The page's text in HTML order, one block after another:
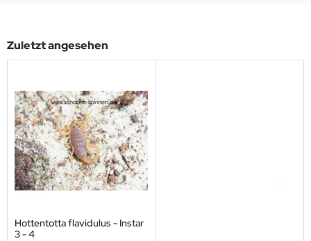
Zuletzt angesehen
Hottentotta flavidulus - Instar
3 - 4